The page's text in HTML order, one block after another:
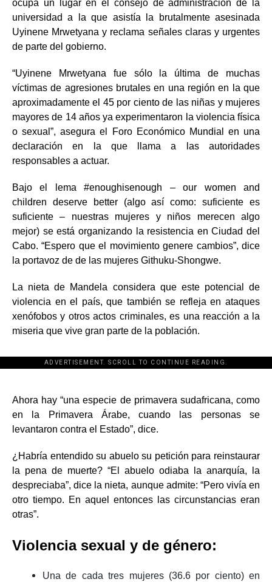
ocupa un lugar en el consejo de administración de la
universidad a la que asistía la brutalmente asesinada
Uyinene Mrwetyana y reclama señales claras y urgentes
de parte del gobierno.
“Uyinene Mrwetyana fue sólo la última de muchas
víctimas de agresiones brutales en una región en la que
aproximadamente el 45 por ciento de las niñas y mujeres
mayores de 14 años ya experimentaron la violencia física
o sexual”, asegura el Foro Económico Mundial en una
declaración en la que llama a las autoridades
responsables a actuar.
Bajo el lema #enoughisenough – our women and
children deserve better (algo así como: suficiente es
suficiente – nuestras mujeres y niños merecen algo
mejor) se está organizando la resistencia en Ciudad del
Cabo. “Espero que el movimiento genere cambios”, dice
la portavoz de de las mujeres Githuku-Shongwe.
La nieta de Mandela considera que este potencial de
violencia en el país, que también se refleja en ataques
xenófobos y otros actos criminales, es una reacción a la
miseria que vive gran parte de la población.
ADVERTISEMENT. SCROLL TO CONTINUE READING.
[adsforwp id="243463"]
Ahora hay “una especie de primavera sudafricana, como
en la Primavera Árabe, cuando las personas se
levantaron contra el Estado”, dice.
¿Habría entendido su abuelo su petición para reinstaurar
la pena de muerte? “El abuelo odiaba la anarquía, la
despreciaba”, dice la nieta, aunque admite: “Pero vivía en
otro tiempo. En aquel entonces las circunstancias eran
otras”.
Violencia sexual y de género:
Una de cada tres mujeres (36.6 por ciento) en